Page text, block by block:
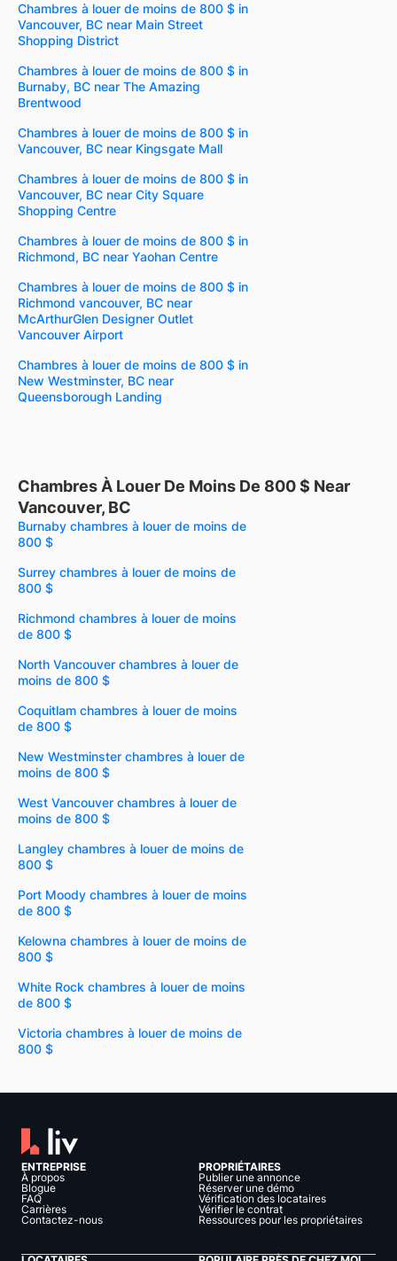
Chambres à louer de moins de 800 $ in
Vancouver, BC near Main Street
Shopping District
Chambres à louer de moins de 800 $ in
Burnaby, BC near The Amazing
Brentwood
Chambres à louer de moins de 800 $ in
Vancouver, BC near Kingsgate Mall
Chambres à louer de moins de 800 $ in
Vancouver, BC near City Square
Shopping Centre
Chambres à louer de moins de 800 $ in
Richmond, BC near Yaohan Centre
Chambres à louer de moins de 800 $ in
Richmond vancouver, BC near
McArthurGlen Designer Outlet
Vancouver Airport
Chambres à louer de moins de 800 $ in
New Westminster, BC near
Queensborough Landing
Chambres À Louer De Moins De 800 $ Near
Vancouver, BC
Burnaby chambres à louer de moins de
800 $
Surrey chambres à louer de moins de
800 $
Richmond chambres à louer de moins
de 800 $
North Vancouver chambres à louer de
moins de 800 $
Coquitlam chambres à louer de moins
de 800 $
New Westminster chambres à louer de
moins de 800 $
West Vancouver chambres à louer de
moins de 800 $
Langley chambres à louer de moins de
800 $
Port Moody chambres à louer de moins
de 800 $
Kelowna chambres à louer de moins de
800 $
White Rock chambres à louer de moins
de 800 $
Victoria chambres à louer de moins de
800 $
ENTREPRISE
À propos
Blogue
FAQ
Carrières
Contactez-nous
PROPRIÉTAIRES
Publier une annonce
Réserver une démo
Vérification des locataires
Vérifier le contrat
Ressources pour les propriétaires